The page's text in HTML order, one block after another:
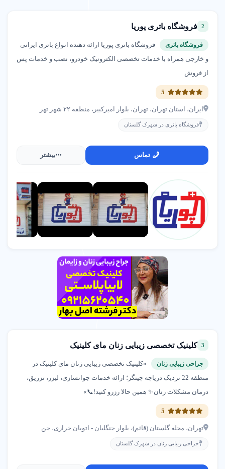
متخصص کودک و نوزادان سارا طالبی پور نیکو
شهرک گلستان
02144761068
دندانپزشکی دکتر روزبه روزبیانی
شهرک گلستان
02144709137
2 فروشگاه باتری پوریا
فروشگاه باتری
فروشگاه باتری پوریا ارائه دهنده انواع باتری ایرانی
و خارجی همراه با خدمات تخصصی الکترونیک خودرو، نصب و خدمات پس
از فروش
ایران، استان تهران، تهران، بلوار امیرکبیر، منطقه ۲۲ شهر تهر
فروشگاه باتری در شهرک گلستان
تماس بیشتر
3 کلینیک تخصصی زیبایی زنان مای کلینیک
جراحی زیبایی زنان
«کلینیک تخصصی زیبایی زنان مای کلینیک در
منطقه 22 نزدیک دریاچه چیتگر؛ ارائه خدمات جوانسازی، لیزر، تزریق،
درمان مشکلات زنان✨ همین حالا رزرو کنید!📞»
تهران، محله گلستان (قائم)، بلوار جنگلبان - اتوبان خرازی، جن
جراحی زیبایی زنان در شهرک گلستان